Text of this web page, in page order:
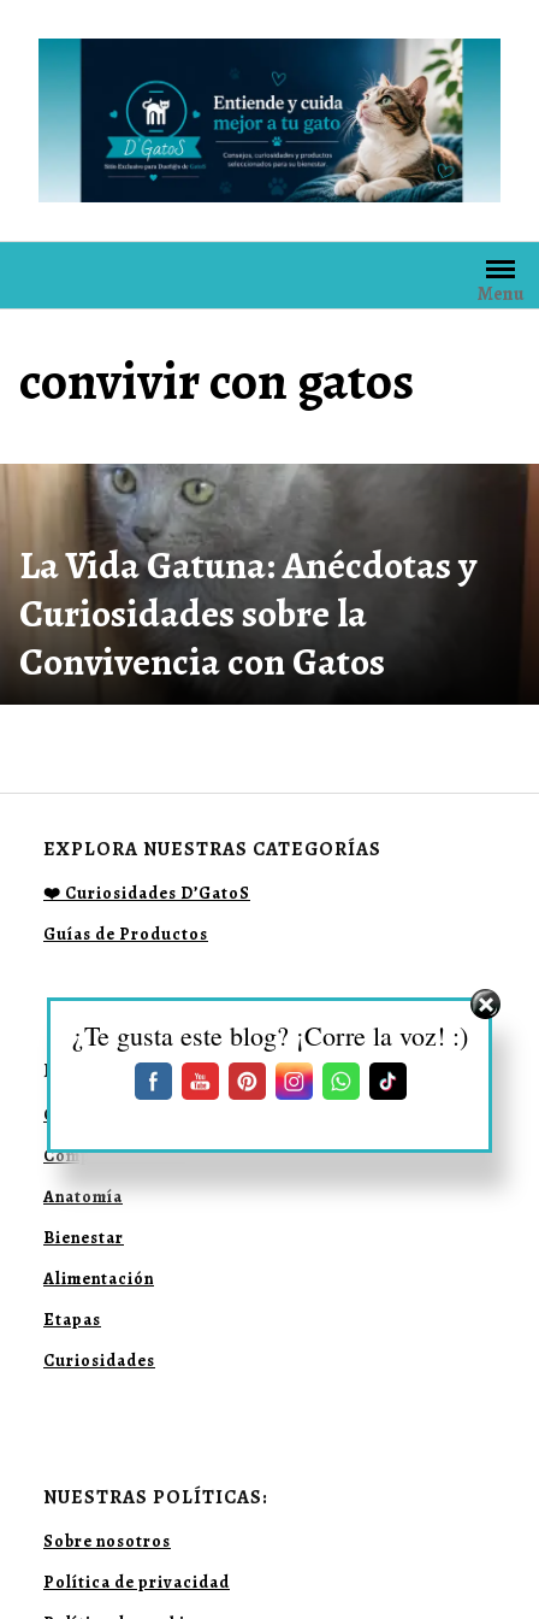
Menu
convivir con gatos
La Vida Gatuna: Anécdotas y
Curiosidades sobre la
Convivencia con Gatos
EXPLORA NUESTRAS CATEGORÍAS
❤️ Curiosidades D’GatoS
Guías de Productos
DESCUBRE MÁS SOBRE:
Convivencia
Comportamiento
Anatomía
Bienestar
Alimentación
Etapas
Curiosidades
NUESTRAS POLÍTICAS:
Sobre nosotros
Política de privacidad
¿Te gusta este blog? ¡Corre la voz! :)